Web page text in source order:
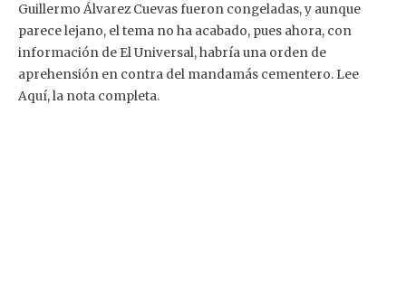
Guillermo Álvarez Cuevas fueron congeladas, y aunque
parece lejano, el tema no ha acabado, pues ahora, con
información de El Universal, habría una orden de
aprehensión en contra del mandamás cementero. Lee
Aquí, la nota completa.